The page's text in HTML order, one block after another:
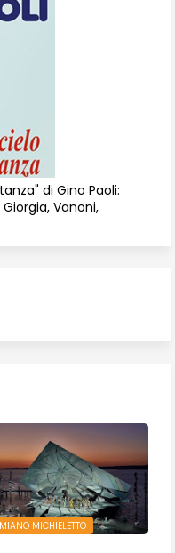
di Gino Paoli:
Vanoni,
MICHIELETTO